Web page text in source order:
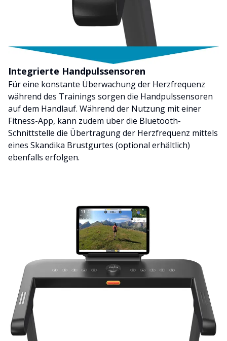
Integrierte Handpulssensoren
Für eine konstante Überwachung der Herzfrequenz
während des Trainings sorgen die Handpulssensoren
auf dem Handlauf. Während der Nutzung mit einer
Fitness-App, kann zudem über die Bluetooth-
Schnittstelle die Übertragung der Herzfrequenz mittels
eines Skandika Brustgurtes (optional erhältlich)
ebenfalls erfolgen.